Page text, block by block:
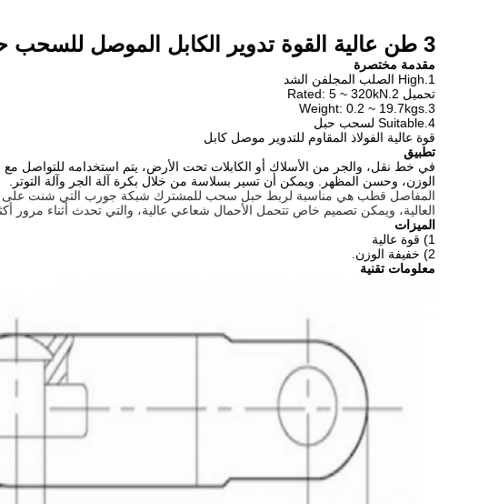
3 طن عالية القوة تدوير الكابل الموصل للسحب حبل خلال خط نقل
مقدمة مختصرة
1.High الصلب المجلفن الشد
تحميل 2.Rated: 5 ~ 320kN
3.Weight: 0.2 ~ 19.7kgs
4.Suitable لسحب حبل
قوة عالية الفولاذ المقاوم للتدوير موصل كابل
تطبيق
في خط نقل، والجر من الأسلاك أو الكابلات تحت الأرض، يتم استخدامه للتواصل
الوزن، وحسن المظهر.
ويمكن أن تسير بسلاسة من خلال بكرة آلة الجر وآلة التوتر.
المفاصل قطب هي مناسبة لربط حبل سحب للمشترك شبكة جورب التي شنت على
العالية، ويمكن تصميم خاص تتحمل الأحمال شعاعي عالية، والتي تحدث أثناء مرور
الميزات
1) قوة عالية
2) خفيفة الوزن.
معلومات تقنية